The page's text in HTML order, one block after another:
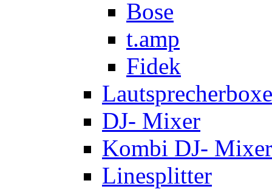
Bose
t.amp
Fidek
DJ- Mixer
Kombi DJ-
Linesplitter